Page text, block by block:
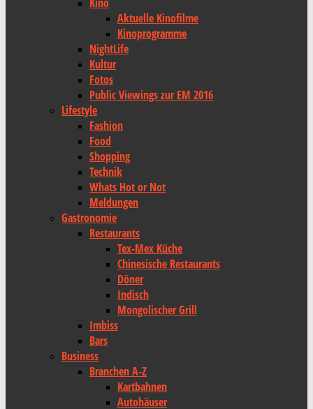
Aktuelle Kinofilme
Kinoprogramme
NightLife
Kultur
Fotos
Public Viewings zur EM 2016
Lifestyle
Fashion
Food
Shopping
Technik
Whats Hot or Not
Meldungen
Gastronomie
Restaurants
Tex-Mex Küche
Chinesische Restaurants
Döner
Indisch
Mongolischer Grill
Imbiss
Bars
Business
Branchen A-Z
Kartbahnen
Autohäuser